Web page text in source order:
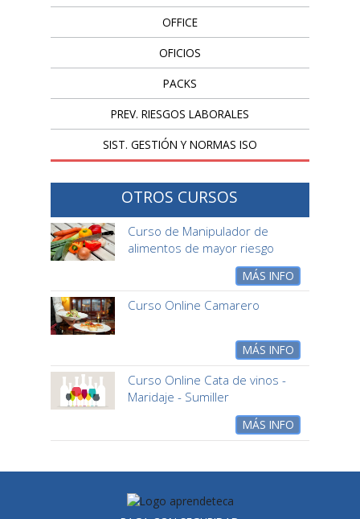
OFFICE
OFICIOS
PACKS
PREV. RIESGOS LABORALES
SIST. GESTIÓN Y NORMAS ISO
OTROS CURSOS
Curso de Manipulador de
alimentos de mayor riesgo
MÁS INFO
Curso Online Camarero
MÁS INFO
Curso Online Cata de vinos -
Maridaje - Sumiller
MÁS INFO